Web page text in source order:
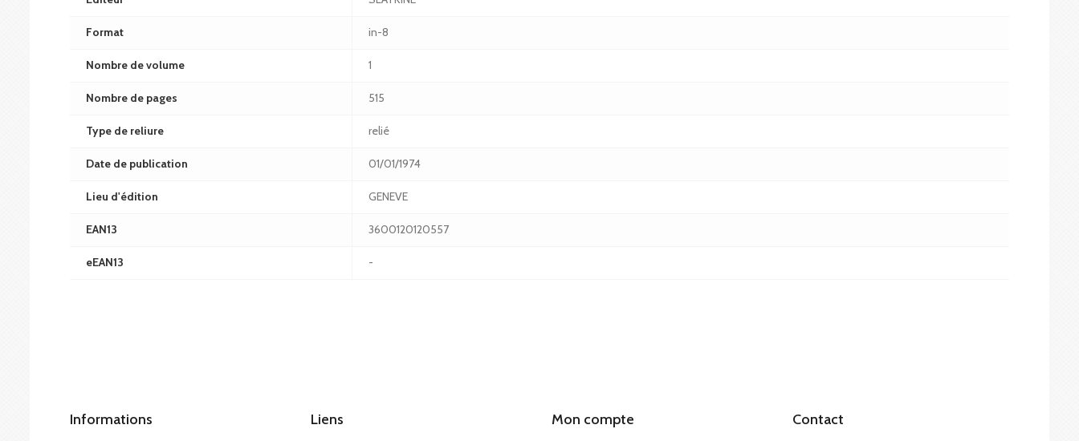
Format in-8
Nombre de volume 1
Nombre de pages 515
Type de reliure relié
Date de publication 01/01/1974
Lieu d'édition GENEVE
EAN13 3600120120557
eEAN13 -
Informations Liens Mon compte Contact